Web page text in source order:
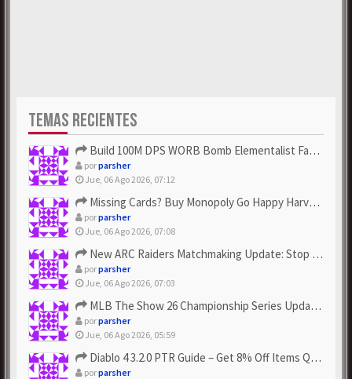
TEMAS RECIENTES
Build 100M DPS WORB Bomb Elementalist Fast - Grab POE Curren...
porparsher
Jue, 06 Ago 2026, 07:12
Missing Cards? Buy Monopoly Go Happy Harvest with Looney Tun...
porparsher
Jue, 06 Ago 2026, 07:08
New ARC Raiders Matchmaking Update: Stop Failed - Grab Bluep...
porparsher
Jue, 06 Ago 2026, 07:03
MLB The Show 26 Championship Series Update! Get Cheap & ...
porparsher
Jue, 06 Ago 2026, 05:59
Diablo 4 3.2.0 PTR Guide – Get 8% Off Items Quickly to Test ...
porparsher